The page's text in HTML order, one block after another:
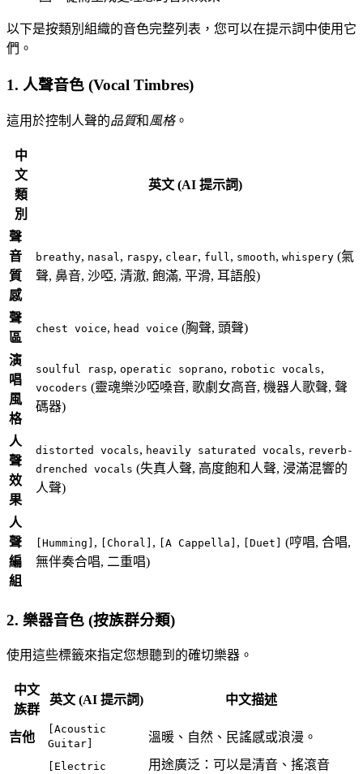
以下是按類別組織的音色完整列表，您可以在提示詞中使用它
們。
1. 人聲音色 (Vocal Timbres)
這用於控制人聲的品質和 風格。
中
文
類
別
英文 (AI 提示詞)
聲
音
質
感
breathy, nasal , raspy, clear, full , smooth, whispery (氣
聲, 鼻音, 沙啞, 清澈, 飽滿, 平滑, 耳語般)
聲
區
chest voice, head voice (胸聲, 頭聲)
演
唱
風
格
soulful rasp, operatic soprano, robotic vocals,
vocoders (靈魂樂沙啞嗓音, 歌劇女高音, 機器人歌聲, 聲
碼器)
人
聲
效
果
distorted vocals, heavily saturated vocals, reverb-
drenched vocals (失真人聲, 高度飽和人聲, 浸滿混響的
人聲)
人
聲
編
組
[Humming] , [Choral] , [A Cappella] , [Duet]
(哼唱, 合唱,
無伴奏合唱, 二重唱)
2. 樂器音色 (按族群分類)
使用這些標籤來指定您想聽到的確切樂器。
中文
族群
英文 (AI 提示詞) 中文描述
吉他
[Acoustic
Guitar]
溫暖、自然、民謠感或浪漫。
[Electric
用途廣泛：可以是清音、搖滾音